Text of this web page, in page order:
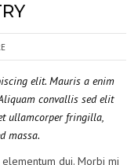
elit. Mauris a enim
convallis sed elit
ullamcorper fringilla,
massa.
dui. Morbi mi